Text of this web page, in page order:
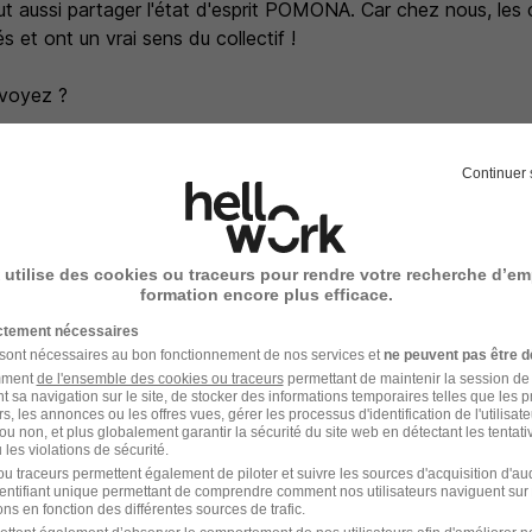
aussi partager l'état d'esprit POMONA. Car chez nous, les
et ont un vrai sens du collectif !
?
Préparation H/F chez EpiSaveurs Bretagne, c'est
statut Cadre ;
d'une rémunération attractive : salaire fixe, prime variable
et participation, participation au déjeuner,
liés au CSE.
dans un groupe à l'actionnariat familial stable ;
d'une politique RSE ambitieuse et reconnue (Label
Continuer
utilise des cookies ou traceurs pour rendre votre recherche
formation encore plus efficace.
nécessaires
nécessaires au bon fonctionnement de nos services et ne peuvent pas être
de l'ensemble des cookies ou traceurspermettant de maintenir la session
sa navigation sur le site, de stocker des informations temporaires telles que les
les annonces ou les offres vues, gérer les processus d'identification de
non, et plus globalement garantir la sécurité du site web en détectant les
violations de sécurité.
traceurs permettent également de piloter et suivre les sources d'acquisition
unique permettant de comprendre comment nos utilisateurs naviguent sur
en fonction des différentes sources de trafic.